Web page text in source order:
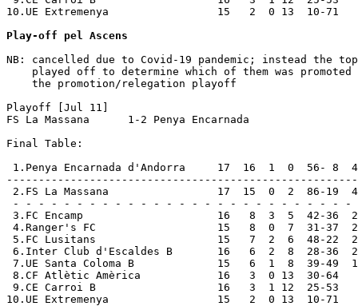
10.UE Extremenya                 15   2  0 13  10-
Play-off pel Ascens
NB: cancelled due to Covid-19 pandemic; instead the
played off to determine which of them was promoted
    the promotion/relegation playoff
Playoff [Jul 11]
FS La Massana      1-2 Penya Encarnada
Final Table:
1.Penya Encarnada d'Andorra     17  16  1  0  56- 8
2.FS La Massana                 17  15  0  2
- - - - - - - - - - - - - - - - - - - - - - - - - - -
3.FC Encamp                     16   8  3  5  42-36
4.Ranger's FC                   15   8  0  7  31-37
5.FC Lusitans                   15   7  2  6  48-22
6.Inter Club d'Escaldes B       16   6  2  8  28-36
7.UE Santa Coloma B             15   6  1  8  39-49
8.CF Atlètic Amèrica            16   3  0 13  30-64
9.CE Carroi B                   16   3  1 12  25-53
10.UE Extremenya                 15   2  0 13  10-